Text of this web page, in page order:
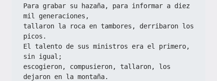
Para grabar su hazaña, para informar a diez
mil generaciones,
tallaron la roca en tambores, derribaron los
picos.
El talento de sus ministros era el primero,
sin igual;
escogieron, compusieron, tallaron, los
dejaron en la montaña.